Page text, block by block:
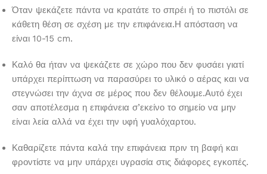
Όταν ψεκάζετε πάντα να κρατάτε το σπρέι ή το πιστόλι σε
κάθετη θέση σε σχέση με την επιφάνεια.Η απόσταση να
είναι 10-15 cm.
Καλό θα ήταν να ψεκάζετε σε χώρο που δεν φυσάει γιατί
υπάρχει περίπτωση να παρασύρει το υλικό ο αέρας και να
στεγνώσει την άχνα σε μέρος που δεν θέλουμε.Αυτό έχει
σαν αποτέλεσμα η επιφάνεια σ’εκείνο το σημείο να μην
είναι λεία αλλά να έχει την υφή γυαλόχαρτου.
Καθαρίζετε πάντα καλά την επιφάνεια πριν τη βαφή και
φροντίστε να μην υπάρχει υγρασία στις διάφορες εγκοπές.